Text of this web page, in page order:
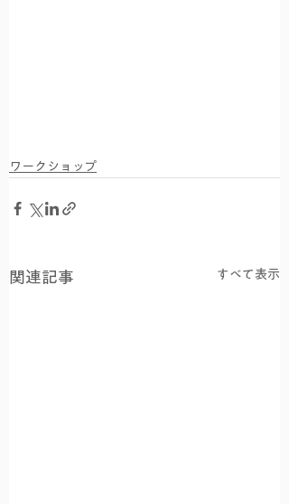
ワークショップ
関連記事 すべて表示